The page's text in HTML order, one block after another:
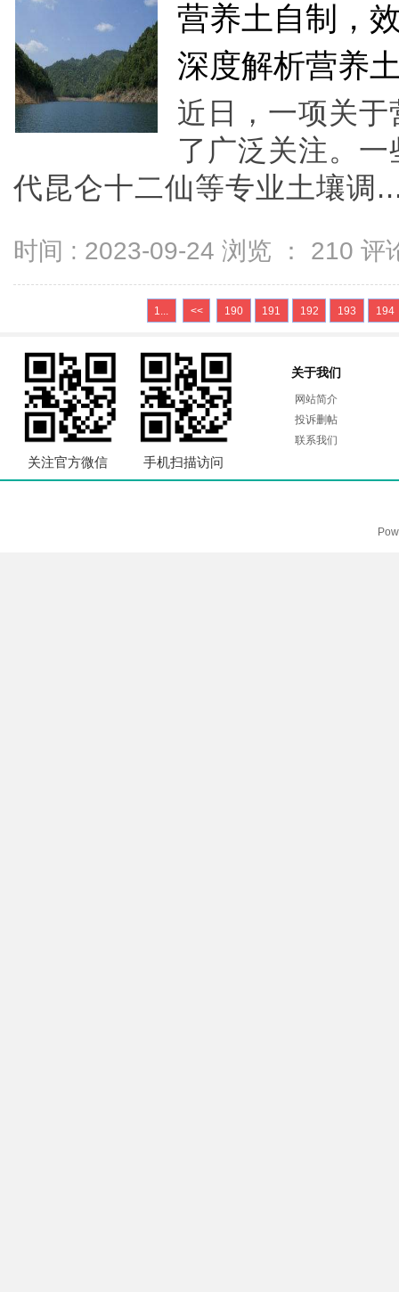
营养土自制，
深度解析营养
近日，一项关
了广泛关注。
代昆仑十二仙等专业土壤调
时间 : 2023-09-24 浏览 ： 210 评
1... << 190 191 192 193 194
关注官方微信 手机扫描访问
关于我们
网站简介
投诉删帖
联系我们